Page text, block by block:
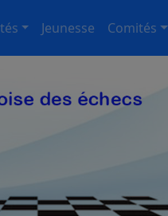
Jeunesse Comités